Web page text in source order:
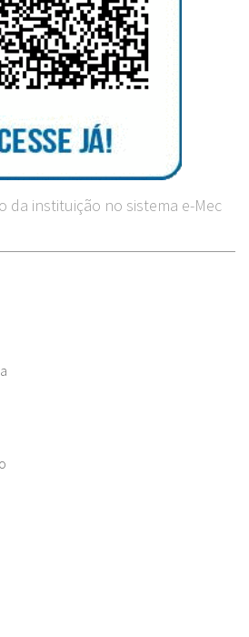
da instituição no sistema e-Mec